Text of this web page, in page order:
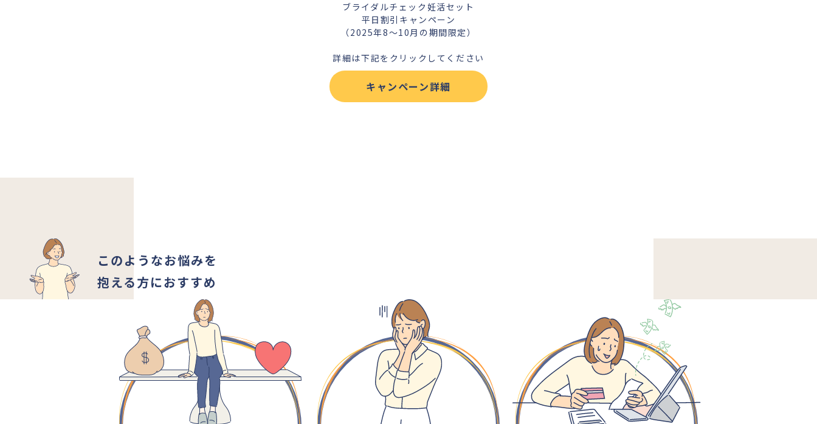
ブライダルチェック妊活セット
平日割引キャンペーン
（2025年8～10月の期間限定）
詳細は下記をクリックしてください
キャンペーン詳細
このようなお悩みを
抱える方におすすめ